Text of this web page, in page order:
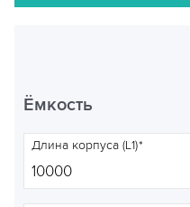
Ёмкость
Длина корпуса (L1)